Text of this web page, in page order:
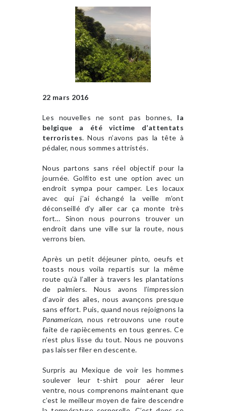
22 mars 2016
Les nouvelles ne sont pas bonnes, la
belgique a été victime d’attentats
terroristes. Nous n’avons pas la tête à
pédaler, nous sommes attristés.
Nous partons sans réel objectif pour la
journée. Golfito est une option avec un
endroit sympa pour camper. Les locaux
avec qui j’ai échangé la veille m’ont
déconseillé d’y aller car ça monte très
fort… Sinon nous pourrons trouver un
endroit dans une ville sur la route, nous
verrons bien.
Après un petit déjeuner pinto, oeufs et
toasts nous voila repartis sur la même
route qu’à l’aller à travers les plantations
de palmiers. Nous avons l’impression
d’avoir des ailes, nous avançons presque
sans effort. Puis, quand nous rejoignons la
Panamerican, nous retrouvons une route
faite de rapiècements en tous genres. Ce
n’est plus lisse du tout. Nous ne pouvons
pas laisser filer en descente.
Surpris au Mexique de voir les hommes
soulever leur t-shirt pour aérer leur
ventre, nous comprenons maintenant que
c’est le meilleur moyen de faire descendre